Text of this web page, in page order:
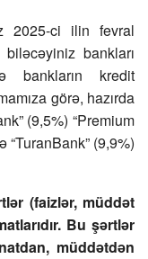
2025-ci ilin fevral
bankları
bankların kredit
görə, hazırda
(9,5%) “Premium
“TuranBank” (9,9%)
(faizlər, müddət
Bu şərtlər
müddətdən